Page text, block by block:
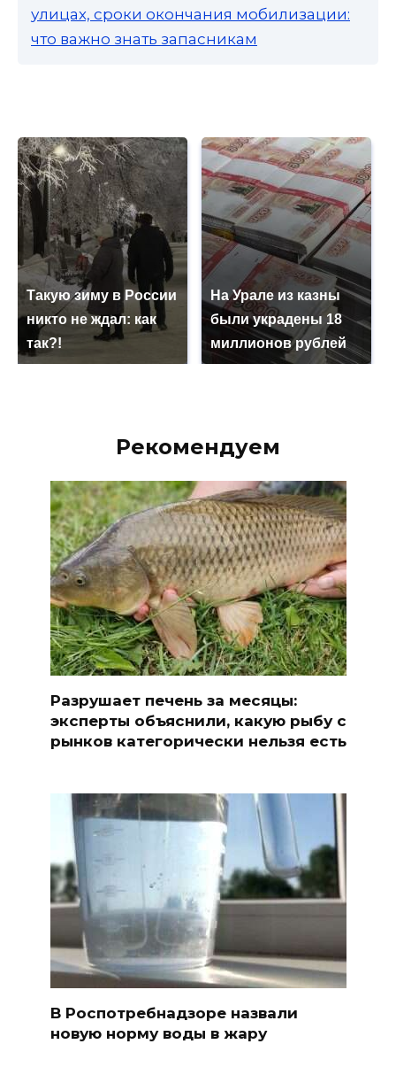
улицах, сроки окончания мобилизации:
что важно знать запасникам
Такую зиму в России
никто не ждал: как
так?!
На Урале из казны
были украдены 18
миллионов рублей
Рекомендуем
Разрушает печень за месяцы:
эксперты объяснили, какую рыбу с
рынков категорически нельзя есть
В Роспотребнадзоре назвали
новую норму воды в жару